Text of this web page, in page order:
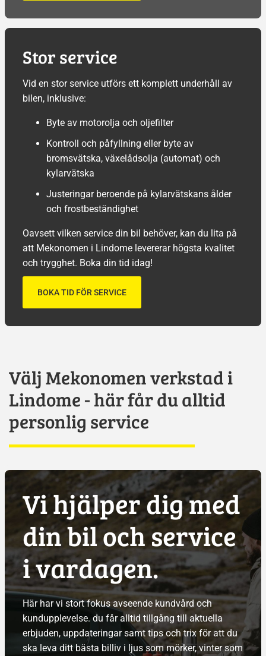
Stor service
Vid en stor service utförs ett komplett underhåll av
bilen, inklusive:
Byte av motorolja och oljefilter
Kontroll och påfyllning eller byte av
bromsvätska, växelådsolja (automat) och
kylarvätska
Justeringar beroende på kylarvätskans ålder
och frostbeständighet
Oavsett vilken service din bil behöver, kan du lita på
att Mekonomen i Lindome levererar högsta kvalitet
och trygghet. Boka din tid idag!
BOKA TID FÖR SERVICE
Välj Mekonomen verkstad i
Lindome - här får du alltid
personlig service
Vi hjälper dig med
din bil och service
i vardagen.
Här har vi stort fokus avseende kundvård och
kundupplevelse. du får alltid tillgång till aktuella
erbjuden, uppdateringar samt tips och trix för att du
ska leva ditt bästa billiv i ljus som mörker, vinter som